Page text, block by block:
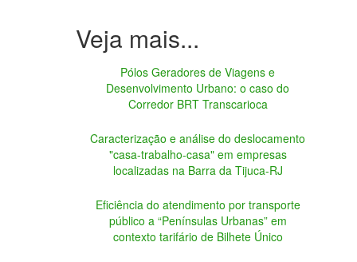
Pólos Geradores de Viagens e
Desenvolvimento Urbano: o caso do
Corredor BRT Transcarioca
Caracterização e análise do deslocamento
"casa-trabalho-casa" em empresas
localizadas na Barra da Tijuca-RJ
Eficiência do atendimento por transporte
público a “Penínsulas Urbanas” em
contexto tarifário de Bilhete Único